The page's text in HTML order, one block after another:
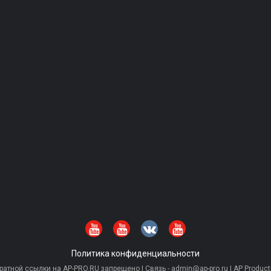
Политика конфиденциальности
ссылки на AP-PRO.RU запрещено | Связь - admin@ap-pro.ru | AP